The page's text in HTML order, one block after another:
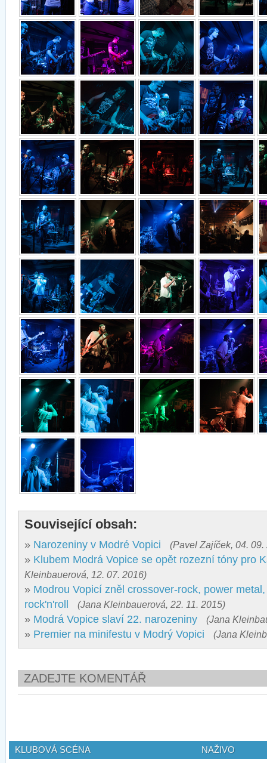
Související obsah:
» Narozeniny v Modré Vopici (Pavel Zajíček, 04. 09.
» Klubem Modrá Vopice se opět rozezní tóny pro
Kleinbauerová, 12. 07. 2016)
» Modrou Vopicí zněl crossover-rock, power
rock'n'roll
(Jana Kleinbauerová, 22. 11. 2015)
» Modrá Vopice slaví 22. narozeniny (Jana
» Premier na minifestu v Modrý Vopici (Jana
ZADEJTE KOMENTÁŘ
KLUBOVÁ SCÉNA NAŽIVO